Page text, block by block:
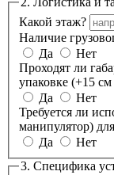
Какой этаж?
Наличие
Да
Нет
Проходят ли
упаковке (+15
Да
Нет
Требуется ли
манипулятор)
Да
Нет
3. Специфика